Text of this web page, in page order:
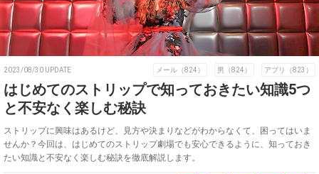
2023/08/30 UPDATE メール（824） 男（824） アプリ（823）
はじめてのストリップで知っておきたい知識5つ
と不安なく楽しむ秘訣
ストリップに興味はあるけど、見方や決まりなどがわからなくて、困ってはいま
せんか？今回は、はじめてのストリップ劇場でも安心できるように、知っておき
たい知識と不安なく楽しむ秘訣を徹底解説します。